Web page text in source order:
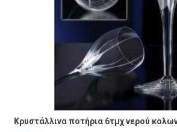
Κρυστάλλινα ποτήρια 6τμχ νερού